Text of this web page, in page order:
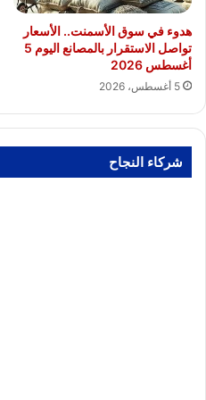
هدوء في سوق الأسمنت.. الأسعار
تواصل الاستقرار بالمصانع اليوم 5
أغسطس 2026
5 أغسطس، 2026
شركاء النجاح